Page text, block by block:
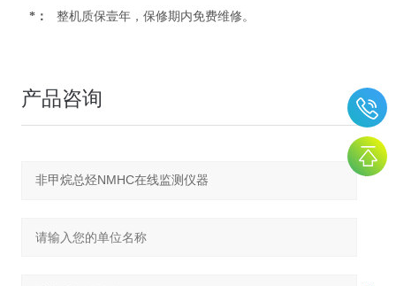
*： 整机质保壹年，保修期内免费维修。
产品咨询